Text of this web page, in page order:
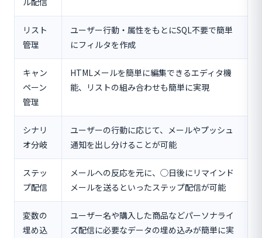
リスト
管理
ユーザー行動・属性をもとにSQL不要で簡単
にフィルタを作成
キャン
ペーン
管理
HTMLメールを簡単に編集できるエディタ機
能、リストの組み合わせも簡単に実現
シナリ
オ分岐
ユーザーの行動に応じて、メールやプッシュ
通知を出し分けることが可能
ステッ
プ配信
メールへの反応を元に、◯日後にリマインド
メールを送るといったステップ配信が可能
変数の
埋め込
ユーザー名や購入した商品などパーソナライ
ズ配信に必要なデータの埋め込みが簡単に実